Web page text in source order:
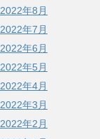
2022年8月
2022年7月
2022年6月
2022年5月
2022年4月
2022年3月
2022年2月